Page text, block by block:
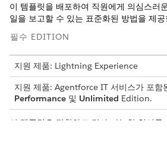
이 템플릿을 배포하여 직원에게 의심스러
일을 보고할 수 있는 표준화된 방법을 제
필수 EDITION
지원 제품: Lightning Experience
지원 제품: Agentforce IT 서비스가 포함
Performance 및 Unlimited Edition.
이 템플릿은 정확하고 감사 가능한 처리를